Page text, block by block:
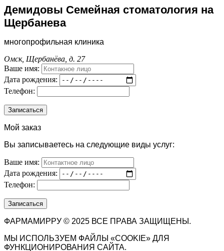
Демидовы Семейная стоматология на
Щербанева
многопрофильная клиника
Омск, Щербанёва, д. 27
Ваше имя:
Дата рождения:
Телефон:
Мой заказ
Вы записываетесь на следующие виды услуг:
Ваше имя:
Дата рождения:
Телефон:
ФАРМАМИРРУ © 2025 ВСЕ ПРАВА ЗАЩИЩЕНЫ.
МЫ ИСПОЛЬЗУЕМ ФАЙЛЫ «COOKIE» ДЛЯ
ФУНКЦИОНИРОВАНИЯ САЙТА.